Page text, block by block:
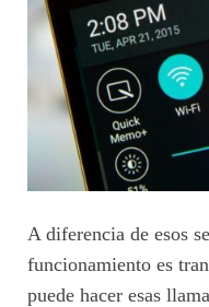
A diferencia de esos
funcionamiento es
puede hacer esas